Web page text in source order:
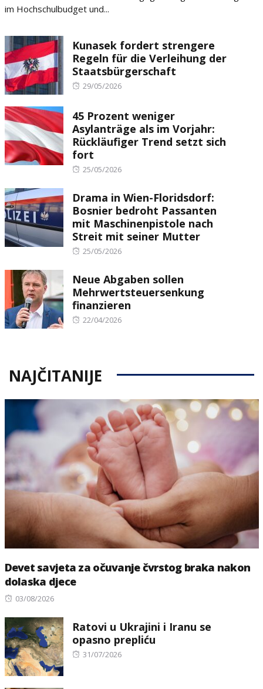
im Hochschulbudget und...
Kunasek fordert strengere
Regeln für die Verleihung der
Staatsbürgerschaft
Posted
29/05/2026
45 Prozent weniger
Asylanträge als im Vorjahr:
Rückläufiger Trend setzt sich
fort
Posted
25/05/2026
Drama in Wien-Floridsdorf:
Bosnier bedroht Passanten
mit Maschinenpistole nach
Streit mit seiner Mutter
Posted
25/05/2026
Neue Abgaben sollen
Mehrwertsteuersenkung
finanzieren
Posted
22/04/2026
NAJČITANIJE
Devet savjeta za očuvanje čvrstog braka nakon
dolaska djece
Posted
03/08/2026
Ratovi u Ukrajini i Iranu se
opasno prepliću
Posted
31/07/2026